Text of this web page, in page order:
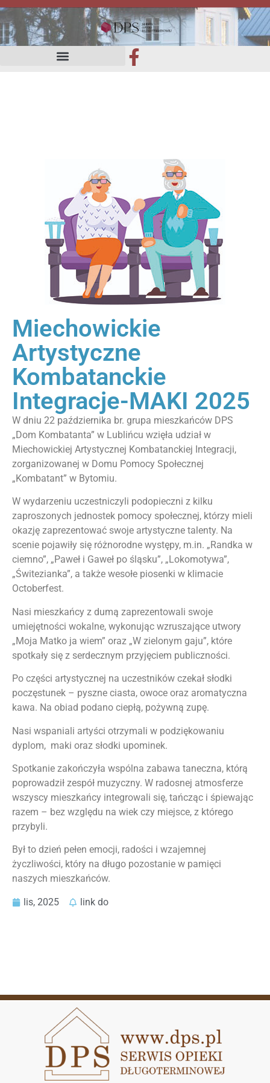
Miechowickie
Artystyczne
Kombatanckie
Integracje-MAKI 2025
W dniu 22 października br. grupa mieszkańców DPS
„Dom Kombatanta” w Lublińcu wzięła udział w
Miechowickiej Artystycznej Kombatanckiej Integracji,
zorganizowanej w Domu Pomocy Społecznej
„Kombatant” w Bytomiu.
W wydarzeniu uczestniczyli podopieczni z kilku
zaproszonych jednostek pomocy społecznej, którzy mieli
okazję zaprezentować swoje artystyczne talenty. Na
scenie pojawiły się różnorodne występy, m.in. „Randka w
ciemno”, „Paweł i Gaweł po śląsku”, „Lokomotywa”,
„Świtezianka”, a także wesołe piosenki w klimacie
Octoberfest.
Nasi mieszkańcy z dumą zaprezentowali swoje
umiejętności wokalne, wykonując wzruszające utwory
„Moja Matko ja wiem” oraz „W zielonym gaju”, które
spotkały się z serdecznym przyjęciem publiczności.
Po części artystycznej na uczestników czekał słodki
poczęstunek – pyszne ciasta, owoce oraz aromatyczna
kawa. Na obiad podano ciepłą, pożywną zupę.
Nasi wspaniali artyści otrzymali w podziękowaniu
dyplom, maki oraz słodki upominek.
Spotkanie zakończyła wspólna zabawa taneczna, którą
poprowadził zespół muzyczny. W radosnej atmosferze
wszyscy mieszkańcy integrowali się, tańcząc i śpiewając
razem – bez względu na wiek czy miejsce, z którego
przybyli.
Był to dzień pełen emocji, radości i wzajemnej
życzliwości, który na długo pozostanie w pamięci
naszych mieszkańców.
lis, 2025 link do